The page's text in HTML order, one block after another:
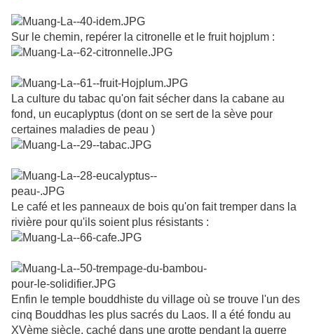
Sur le chemin, repérer la citronelle et le fruit hojplum :
La culture du tabac qu'on fait sécher dans la cabane au
fond, un eucaplyptus (dont on se sert de la sève pour
certaines maladies de peau )
Le café et les panneaux de bois qu'on fait tremper dans la
rivière pour qu'ils soient plus résistants :
Enfin le temple bouddhiste du village où se trouve l'un des
cinq Bouddhas les plus sacrés du Laos. Il a été fondu au
XVème siècle, caché dans une grotte pendant la guerre